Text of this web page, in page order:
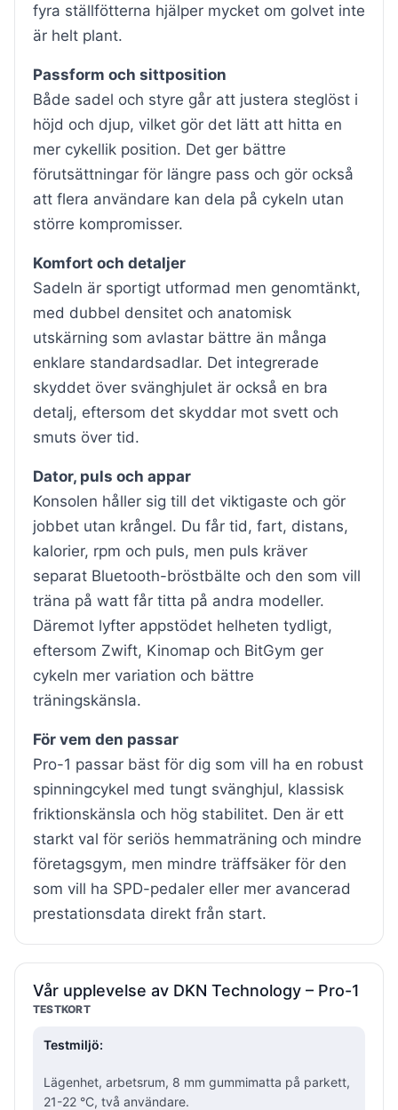
fyra ställfötterna hjälper mycket om golvet inte
är helt plant.
Passform och sittposition
Både sadel och styre går att justera steglöst i
höjd och djup, vilket gör det lätt att hitta en
mer cykellik position. Det ger bättre
förutsättningar för längre pass och gör också
att flera användare kan dela på cykeln utan
större kompromisser.
Komfort och detaljer
Sadeln är sportigt utformad men genomtänkt,
med dubbel densitet och anatomisk
utskärning som avlastar bättre än många
enklare standardsadlar. Det integrerade
skyddet över svänghjulet är också en bra
detalj, eftersom det skyddar mot svett och
smuts över tid.
Dator, puls och appar
Konsolen håller sig till det viktigaste och gör
jobbet utan krångel. Du får tid, fart, distans,
kalorier, rpm och puls, men puls kräver
separat Bluetooth-bröstbälte och den som vill
träna på watt får titta på andra modeller.
Däremot lyfter appstödet helheten tydligt,
eftersom Zwift, Kinomap och BitGym ger
cykeln mer variation och bättre
träningskänsla.
För vem den passar
Pro-1 passar bäst för dig som vill ha en robust
spinningcykel med tungt svänghjul, klassisk
friktionskänsla och hög stabilitet. Den är ett
starkt val för seriös hemmaträning och mindre
företagsgym, men mindre träffsäker för den
som vill ha SPD-pedaler eller mer avancerad
prestationsdata direkt från start.
Vår upplevelse av DKN Technology – Pro-1
TESTKORT
Testmiljö:
Lägenhet, arbetsrum, 8 mm gummimatta på parkett,
21-22 °C, två användare.